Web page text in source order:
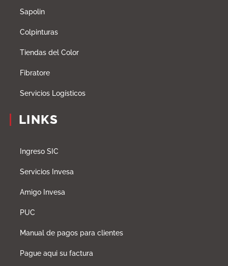
Sapolin
Colpinturas
Tiendas del Color
Fibratore
Servicios Logísticos
LINKS
Ingreso SIC
Servicios Invesa
Amigo Invesa
PUC
Manual de pagos para clientes
Pague aqui su factura